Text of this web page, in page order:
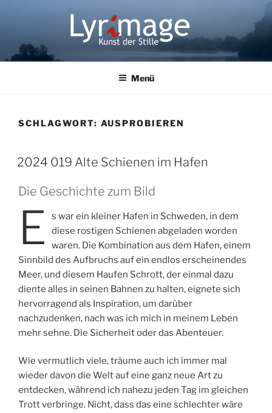
LYRIMAGE
Kunst der Stille
Menü
SCHLAGWORT: AUSPROBIEREN
2024 019 Alte Schienen im Hafen
Die Geschichte zum Bild
E
s war ein kleiner Hafen in Schweden, in dem
diese rostigen Schienen abgeladen worden
waren. Die Kombination aus dem Hafen, einem
Sinnbild des Aufbruchs auf ein endlos erscheinendes
Meer, und diesem Haufen Schrott, der einmal dazu
diente alles in seinen Bahnen zu halten, eignete sich
hervorragend als Inspiration, um darüber
nachzudenken, nach was ich mich in meinem Leben
mehr sehne. Die Sicherheit oder das Abenteuer.
Wie vermutlich viele, träume auch ich immer mal
wieder davon die Welt auf eine ganz neue Art zu
entdecken, während ich nahezu jeden Tag im gleichen
Trott verbringe. Nicht, dass das eine schlechter wäre